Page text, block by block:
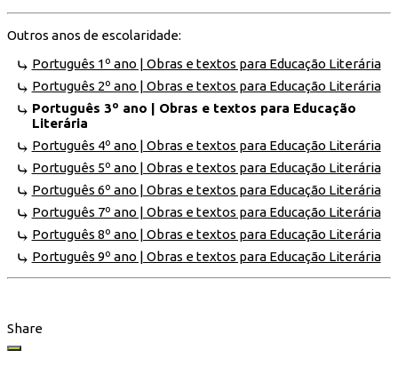
Outros anos de escolaridade:
Português 1º ano | Obras e textos para Educação Literária
Português 2º ano | Obras e textos para Educação Literária
Português 3º ano | Obras e textos para Educação
Literária
Português 4º ano | Obras e textos para Educação Literária
Português 5º ano | Obras e textos para Educação Literária
Português 6º ano | Obras e textos para Educação Literária
Português 7º ano | Obras e textos para Educação Literária
Português 8º ano | Obras e textos para Educação Literária
Português 9º ano | Obras e textos para Educação Literária
Share